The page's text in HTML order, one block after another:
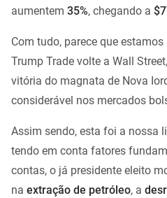
aumentem 35%, chegando a
Com tudo, parece que
Trump Trade volte a Wall
vitória do magnata de Nova
considerável nos mercados
Assim sendo, esta foi a nossa
tendo em conta fatores
contas, o já presidente eleito
na extração de petróleo, a